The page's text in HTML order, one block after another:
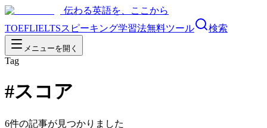
伝わる英語を、ここから
TOEFLIELTSスピーキング学習法無料ツール 検索
メニューを開く
Tag
#スコア
6件の記事が見つかりました